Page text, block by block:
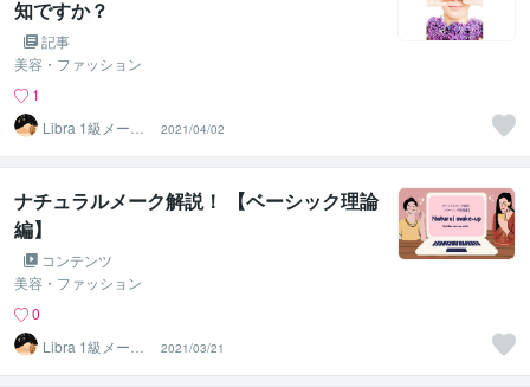
知ですか？
記事
美容・ファッション
1
Libra 1級メーク
アーティスト
2021/04/02
ナチュラルメーク解説！ 【ベーシック理論
編】
コンテンツ
美容・ファッション
0
Libra 1級メーク
アーティスト
2021/03/21